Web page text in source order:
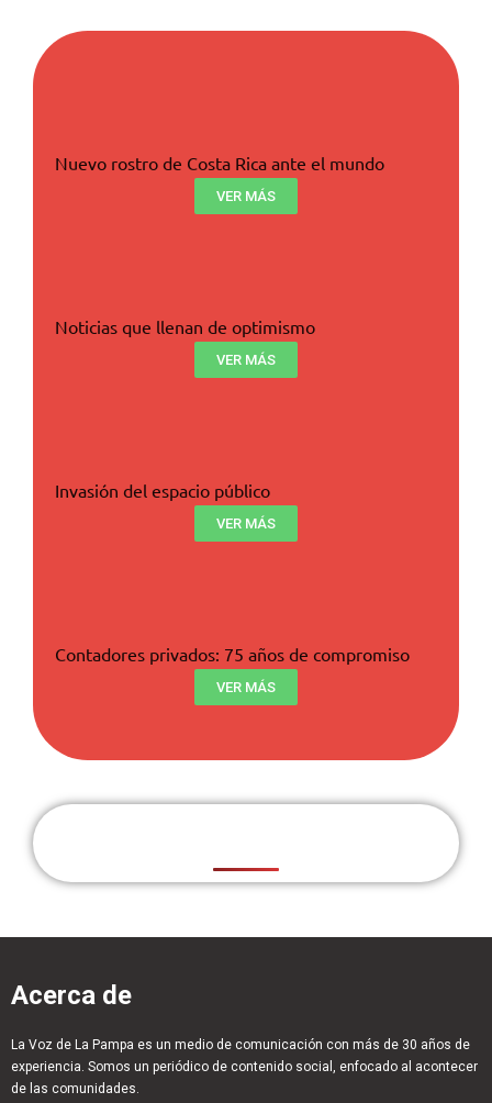
Nuevo rostro de Costa Rica ante el mundo
VER MÁS
Noticias que llenan de optimismo
VER MÁS
Invasión del espacio público
VER MÁS
Contadores privados: 75 años de compromiso
VER MÁS
Acerca de
La Voz de La Pampa es un medio de comunicación con más de 30 años de
experiencia. Somos un periódico de contenido social, enfocado al acontecer
de las comunidades.